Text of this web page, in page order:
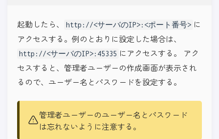
起動したら、 http://<サーバのIP>:<ポート番号> に
アクセスする。例のとおりに設定した場合は、
http://<サーバのIP>:45335 にアクセスする。 アク
セスすると、管理者ユーザーの作成画面が表示され
るので、ユーザー名とパスワードを設定する。
管理者ユーザーのユーザー名とパスワード
は忘れないように注意する。